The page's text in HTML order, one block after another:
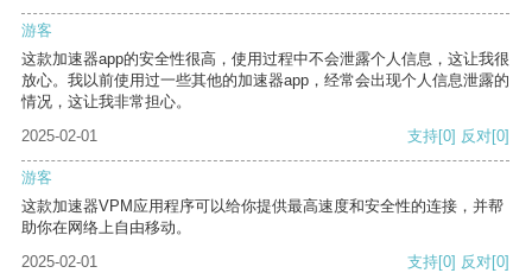
游客
这款加速器app的安全性很高，使用过程中不会泄露个人信息，这让我很
放心。我以前使用过一些其他的加速器app，经常会出现个人信息泄露的
情况，这让我非常担心。
2025-02-01
支持[0] 反对[0]
游客
这款加速器VPM应用程序可以给你提供最高速度和安全性的连接，并帮
助你在网络上自由移动。
2025-02-01
支持[0] 反对[0]